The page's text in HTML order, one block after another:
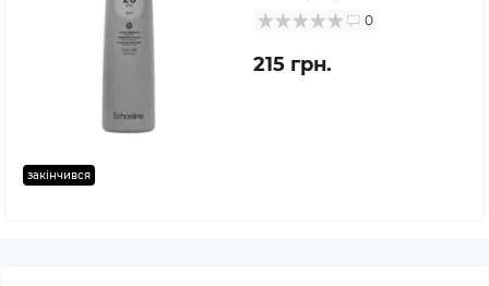
закінчився
0
215 грн.